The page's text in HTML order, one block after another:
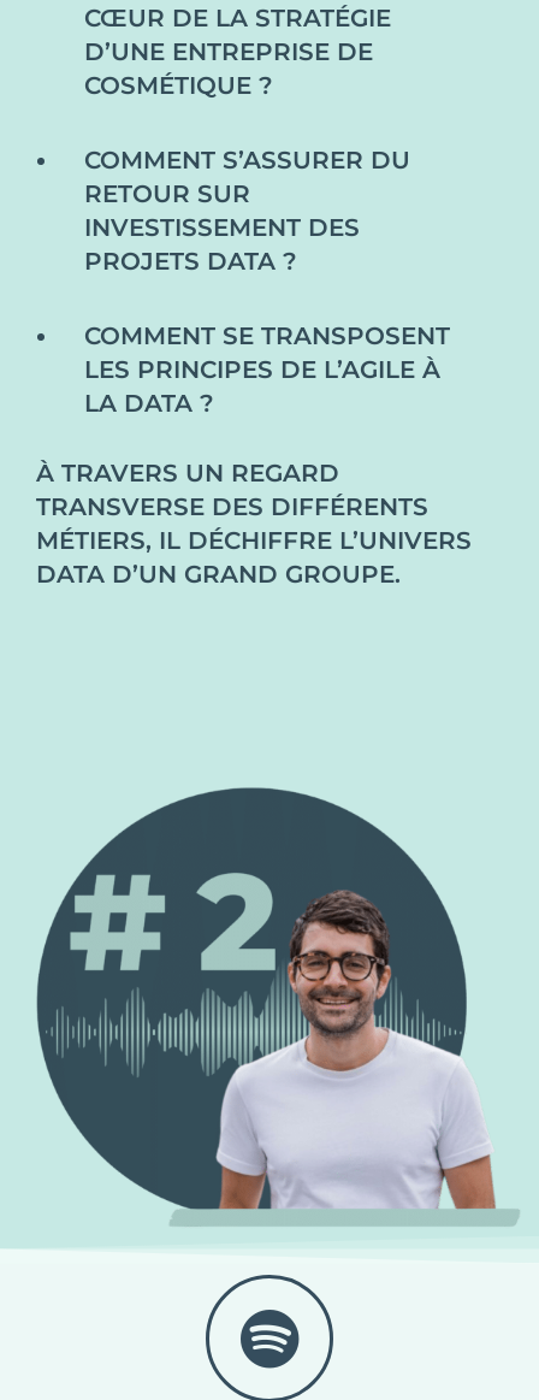
CŒUR DE LA STRATÉGIE
D’UNE ENTREPRISE DE
COSMÉTIQUE ?
COMMENT S’ASSURER DU
RETOUR SUR
INVESTISSEMENT DES
PROJETS DATA ?
COMMENT SE TRANSPOSENT
LES PRINCIPES DE L’AGILE À
LA DATA ?
À TRAVERS UN REGARD
TRANSVERSE DES DIFFÉRENTS
MÉTIERS, IL DÉCHIFFRE L’UNIVERS
DATA D’UN GRAND GROUPE.